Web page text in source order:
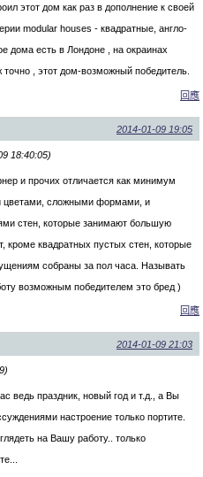
этот дом как раз в дополнение к своей
modular houses - квадратные, англо-
дома есть в Лондоне , на окраинах
, этот дом-возможный победитель.
回應
2014-01-09 19:05
18:40:05)
и прочих отличается как минимум
цветами, сложными формами, и
стен, которые занимают большую
кроме квадратных пустых стен, которые
собраны за пол часа. Называть
возможным победителем это бред )
回應
2014-01-09 21:03
ведь праздник, новый год и т.д., а Вы
настроение только портите.
на Вашу работу.. только